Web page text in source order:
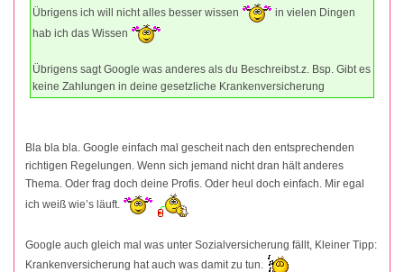
Übrigens ich will nicht alles besser wissen
in vielen Dingen
hab ich das Wissen
Übrigens sagt Google was anderes als du Beschreibst.z. Bsp. Gibt es
keine Zahlungen in deine gesetzliche Krankenversicherung
Bla bla bla. Google einfach mal gescheit nach den entsprechenden
richtigen Regelungen. Wenn sich jemand nicht dran hält anderes
Thema. Oder frag doch deine Profis. Oder heul doch einfach. Mir egal
ich weiß wie’s läuft.
Google auch gleich mal was unter Sozialversicherung fällt, Kleiner Tipp:
Krankenversicherung hat auch was damit zu tun.